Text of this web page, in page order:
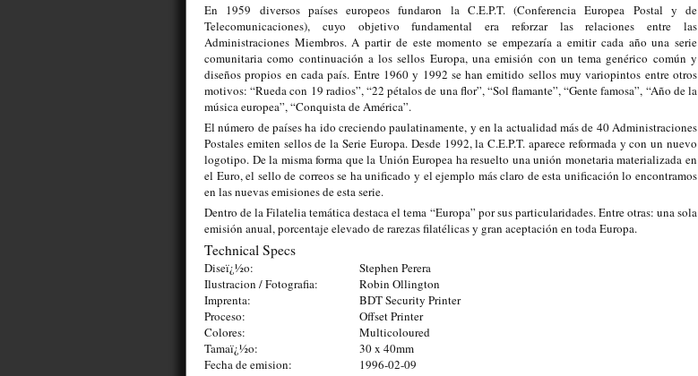
En 1959 diversos países europeos fundaron la C.E.P.T. (Conferencia Europea Postal y de
Telecomunicaciones), cuyo objetivo fundamental era reforzar las relaciones entre las
Administraciones Miembros. A partir de este momento se empezaría a emitir cada año una serie
comunitaria como continuación a los sellos Europa, una emisión con un tema genérico común y
diseños propios en cada país. Entre 1960 y 1992 se han emitido sellos muy variopintos entre otros
motivos: “Rueda con 19 radios”, “22 pétalos de una flor”, “Sol flamante”, “Gente famosa”, “Año de la
música europea”, “Conquista de América”.
El número de países ha ido creciendo paulatinamente, y en la actualidad más de 40 Administraciones
Postales emiten sellos de la Serie Europa. Desde 1992, la C.E.P.T. aparece reformada y con un nuevo
logotipo. De la misma forma que la Unión Europea ha resuelto una unión monetaria materializada en
el Euro, el sello de correos se ha unificado y el ejemplo más claro de esta unificación lo encontramos
en las nuevas emisiones de esta serie.
Dentro de la Filatelia temática destaca el tema “Europa” por sus particularidades. Entre otras: una sola
emisión anual, porcentaje elevado de rarezas filatélicas y gran aceptación en toda Europa.
Technical Specs
Diseï¿½o:
Stephen Perera
Ilustracion / Fotografia:
Robin Ollington
Imprenta:
BDT Security Printer
Proceso:
Offset Printer
Colores:
Multicoloured
Tamaï¿½o:
30 x 40mm
Fecha de emision:
1996-02-09